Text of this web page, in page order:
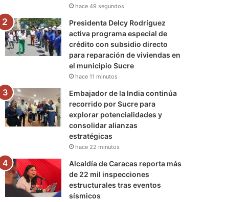
hace 49 segundos
Presidenta Delcy Rodríguez
activa programa especial de
crédito con subsidio directo
para reparación de viviendas en
el municipio Sucre
hace 11 minutos
Embajador de la India continúa
recorrido por Sucre para
explorar potencialidades y
consolidar alianzas
estratégicas
hace 22 minutos
Alcaldía de Caracas reporta más
de 22 mil inspecciones
estructurales tras eventos
sísmicos